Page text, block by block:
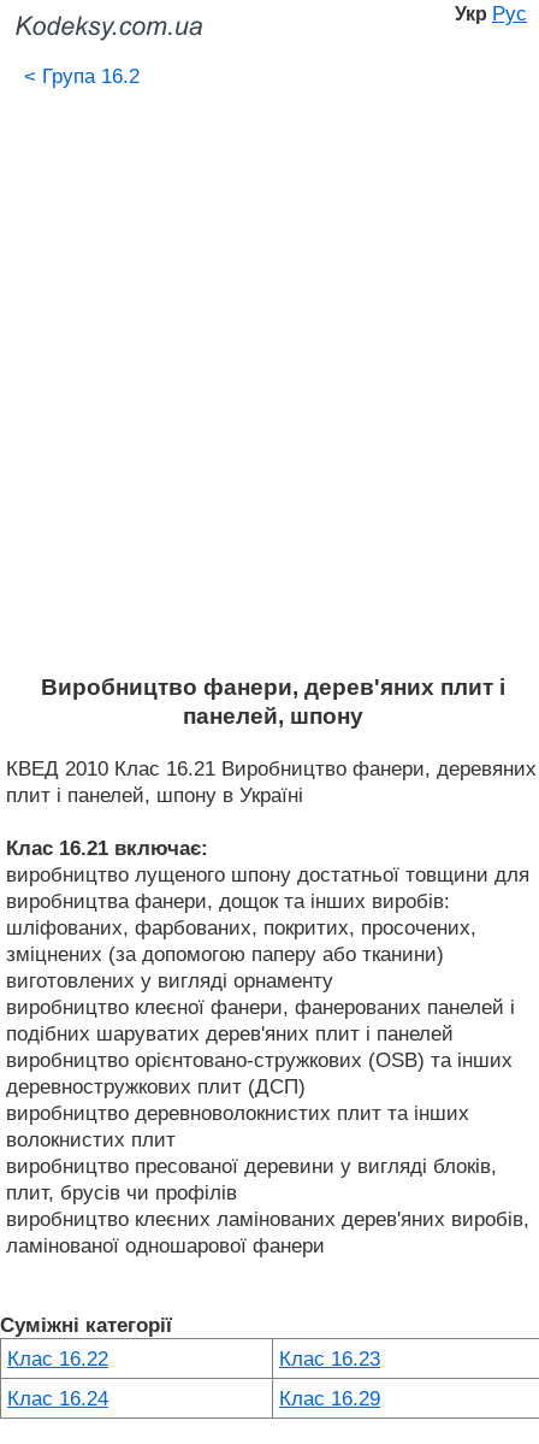
Укр Рус
< Група 16.2
Виробництво фанери, дерев'яних плит і
панелей, шпону
КВЕД 2010 Клас 16.21 Виробництво фанери, деревяних
плит і панелей, шпону в Україні
Клас 16.21 включає:
виробництво лущеного шпону достатньої товщини для
виробництва фанери, дощок та інших виробів:
шліфованих, фарбованих, покритих, просочених,
зміцнених (за допомогою паперу або тканини)
виготовлених у вигляді орнаменту
виробництво клеєної фанери, фанерованих панелей і
подібних шаруватих дерев'яних плит і панелей
виробництво орієнтовано-стружкових (OSB) та інших
деревностружкових плит (ДСП)
виробництво деревноволокнистих плит та інших
волокнистих плит
виробництво пресованої деревини у вигляді блоків,
плит, брусів чи профілів
виробництво клеєних ламінованих дерев'яних виробів,
ламінованої одношарової фанери
Суміжні категорії
Клас 16.22
Клас 16.23
Клас 16.24
Клас 16.29